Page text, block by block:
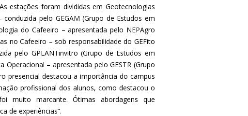
estações foram divididas em Geotecnologias
pelo GEGAM (Grupo de Estudos em
do Cafeeiro – apresentada pelo NEPAgro
no Cafeeiro – sob responsabilidade do GEFito
pelo GPLANTinvitro (Grupo de Estudos em
Operacional – apresentada pelo GESTR (Grupo
presencial destacou a importância do campus
profissional dos alunos, como destacou o
muito marcante. Ótimas abordagens que
de experiências”.